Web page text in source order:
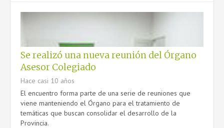
CONTACTO
Se realizó una nueva reunión del Órgano
Asesor Colegiado
Hace casi 10 años
El encuentro forma parte de una serie de reuniones que
viene manteniendo el Órgano para el tratamiento de
temáticas que buscan consolidar el desarrollo de la
Provincia.